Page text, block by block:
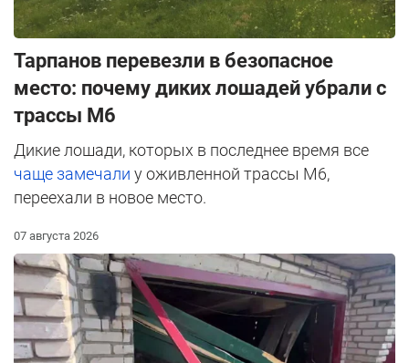
Тарпанов перевезли в безопасное
место: почему диких лошадей убрали с
трассы М6
Дикие лошади, которых в последнее время все
чаще замечали у оживленной трассы М6,
переехали в новое место.
07 августа 2026